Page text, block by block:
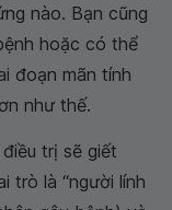
nào. Bạn cũng
hoặc có thể
đoạn mãn tính
như thế.
trị sẽ giết
trò là “người lính